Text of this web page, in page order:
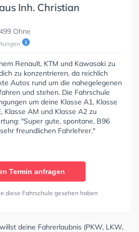
Inh. Christian
Ohne
Renault, KTM und Kawasaki zu
zu konzentrieren, da reichlich
Autos rund um die nahegelegenen
und stehen. Die Fahrschule
um deine Klasse A1, Klasse
Klasse AM und Klasse A2 zu
"Super gute, spontane, B96
freundlichen Fahrlehrer."
Termin anfragen
diese Fahrschule gesehen haben
deine Fahrerlaubnis (PKW, LKW,